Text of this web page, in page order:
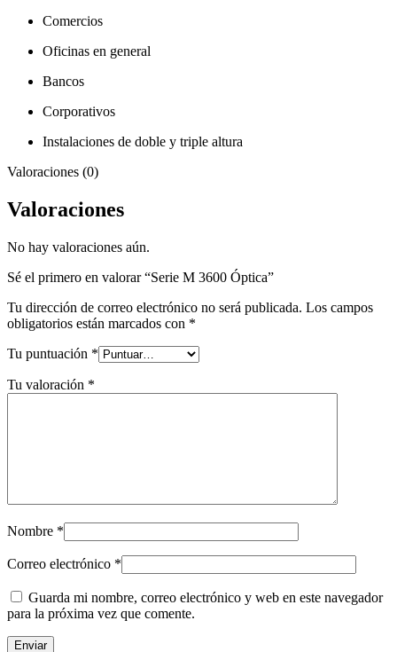
Comercios
Oficinas en general
Bancos
Corporativos
Instalaciones de doble y triple altura
Valoraciones (0)
Valoraciones
No hay valoraciones aún.
Sé el primero en valorar “Serie M 3600 Óptica”
Tu dirección de correo electrónico no será publicada. Los campos
obligatorios están marcados con *
Tu puntuación *
Tu valoración *
Nombre *
Correo electrónico *
Guarda mi nombre, correo electrónico y web en este navegador
para la próxima vez que comente.